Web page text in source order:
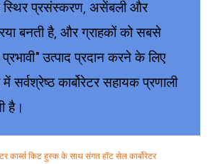
प्रसंस्करण, असेंबली और
बनती है, और ग्राहकों को सबसे
उत्पाद प्रदान करने के लिए
कार्बोरेटर सहायक प्रणाली
है।
कार्ब्स किट हुस्क के साथ संगत हॉट सेल कार्बोरेटर